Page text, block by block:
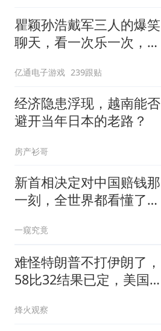
瞿颖孙浩戴军三人的爆笑
聊天，看一次乐一次，根
亿通电子游戏 239跟贴
经济隐患浮现，越南能否
避开当年日本的老路？
房产衫哥
新首相决定对中国赔钱那
一刻，全世界都看懂了：
一窥究竟
难怪特朗普不打伊朗了，
58比32结果已定，美国专
烽火观察